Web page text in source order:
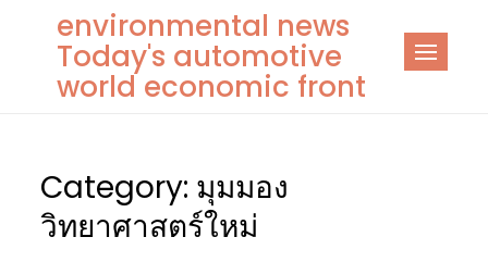
content
environmental news
Today's automotive
world economic front
Category: มุมมอง
วิทยาศาสตร์ใหม่